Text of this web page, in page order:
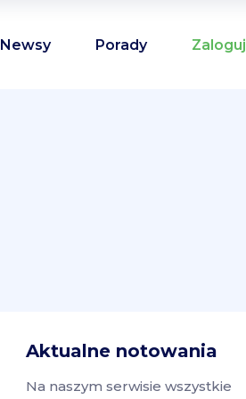
Newsy Porady Zaloguj
Aktualne notowania
Na naszym serwisie wszystkie